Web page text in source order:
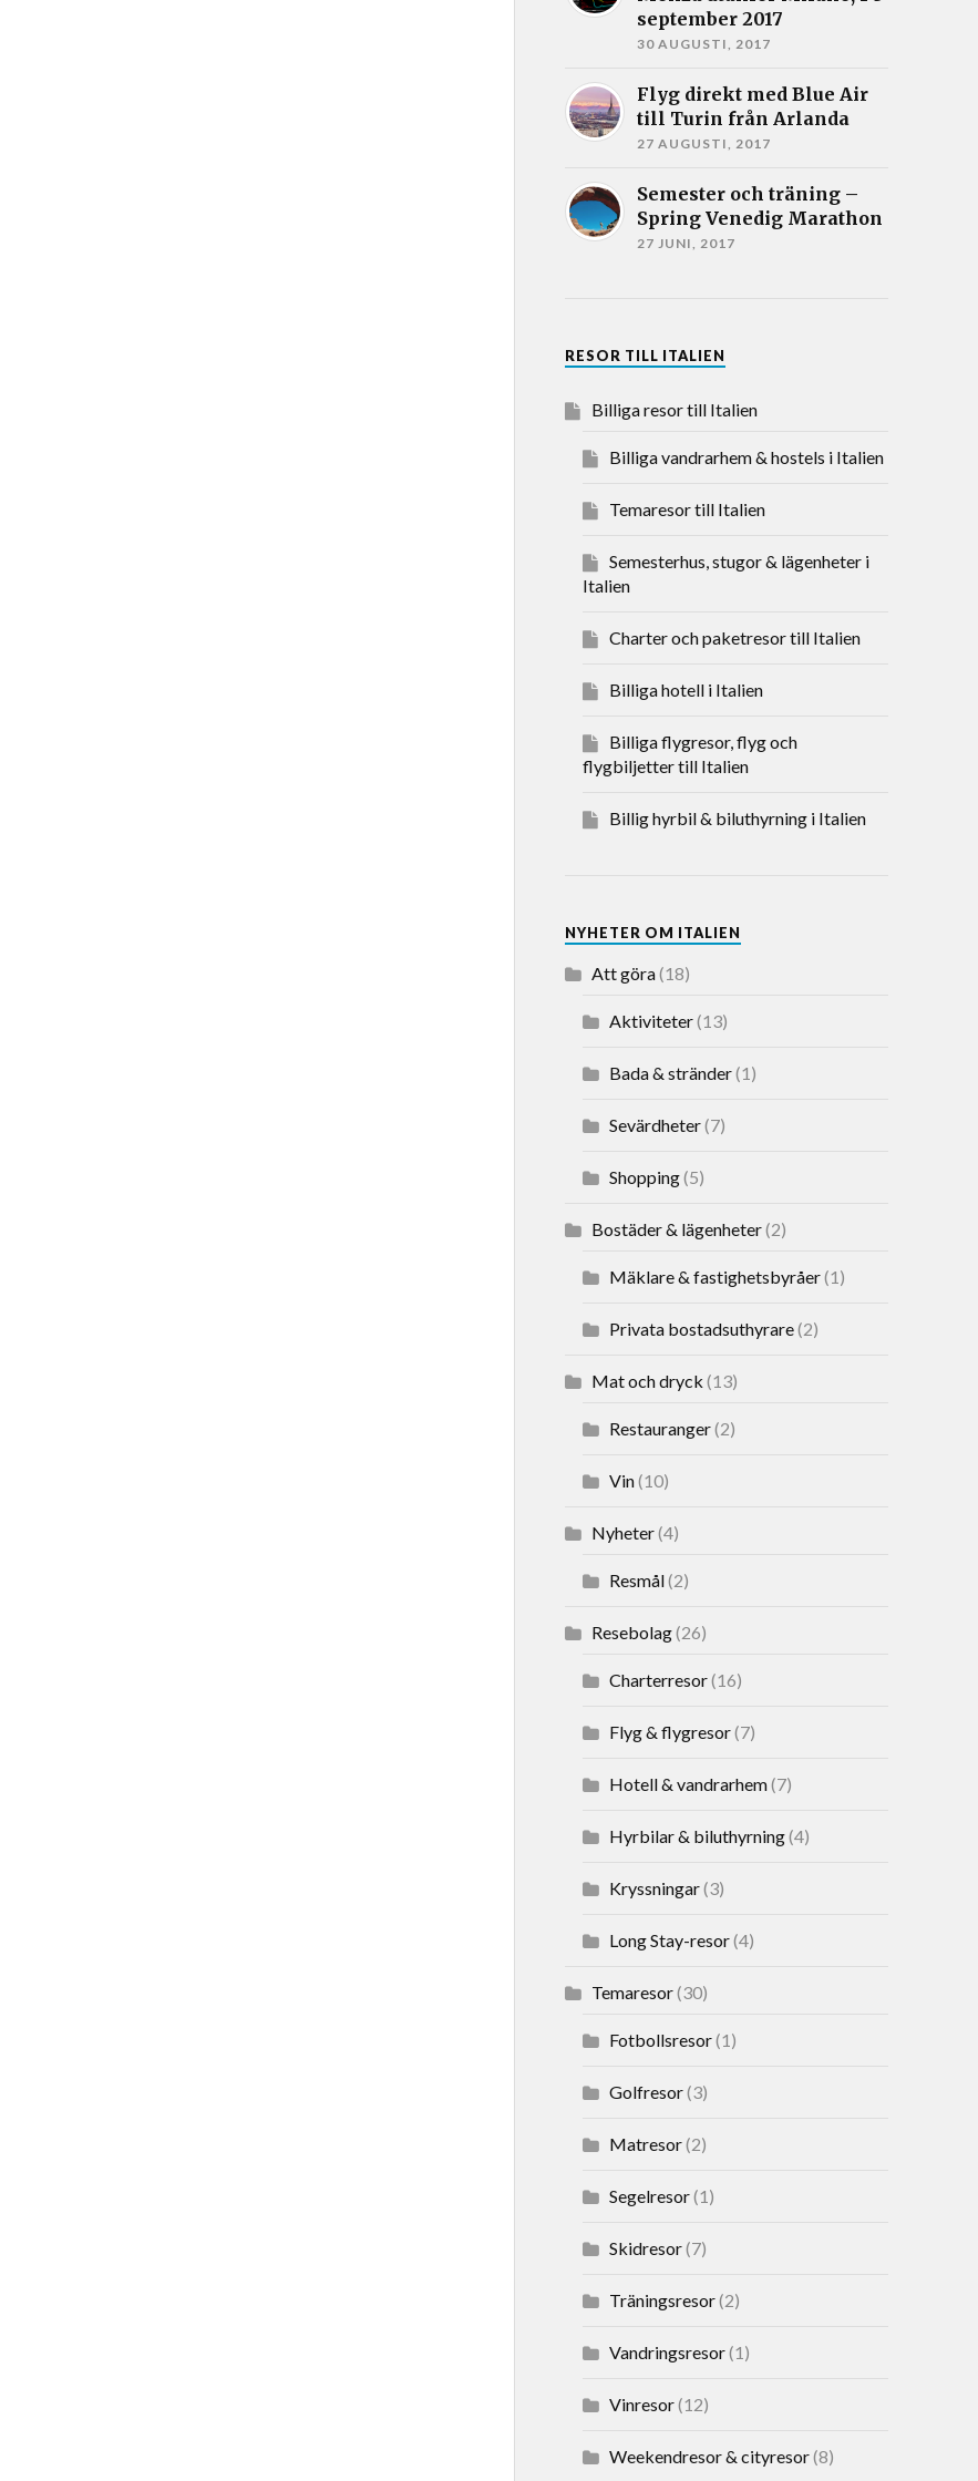
september 2017
30 AUGUSTI, 2017
Flyg direkt med Blue Air
till Turin från Arlanda
27 AUGUSTI, 2017
Semester och träning –
Spring Venedig Marathon
27 JUNI, 2017
RESOR TILL ITALIEN
Billiga resor till Italien
Billiga vandrarhem & hostels i Italien
Temaresor till Italien
Semesterhus, stugor & lägenheter i
Italien
Charter och paketresor till Italien
Billiga hotell i Italien
Billiga flygresor, flyg och
flygbiljetter till Italien
Billig hyrbil & biluthyrning i Italien
NYHETER OM ITALIEN
Att göra(18)
Aktiviteter(13)
Bada & stränder(1)
Sevärdheter(7)
Shopping(5)
Bostäder & lägenheter(2)
Mäklare & fastighetsbyråer(1)
Privata bostadsuthyrare(2)
Mat och dryck (13)
Restauranger(2)
Vin(10)
Nyheter(4)
Resmål(2)
Resebolag(26)
Charterresor(16)
Flyg & flygresor(7)
Hotell & vandrarhem(7)
Hyrbilar & biluthyrning(4)
Kryssningar(3)
Long Stay-resor(4)
Temaresor(30)
Fotbollsresor(1)
Golfresor(3)
Matresor(2)
Segelresor(1)
Skidresor(7)
Träningsresor(2)
Vandringsresor(1)
Vinresor(12)
Weekendresor & cityresor(8)